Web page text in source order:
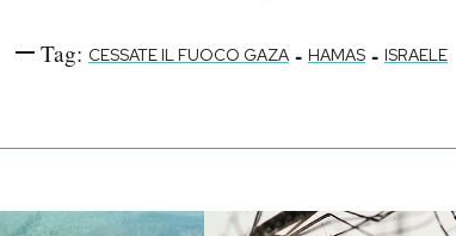
Tag: CESSATE IL FUOCO GAZA - HAMAS - ISRAELE